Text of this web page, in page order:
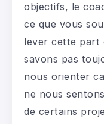
objectifs, le
ce que vous
lever cette part
savons pas
nous orienter
ne nous
de certains